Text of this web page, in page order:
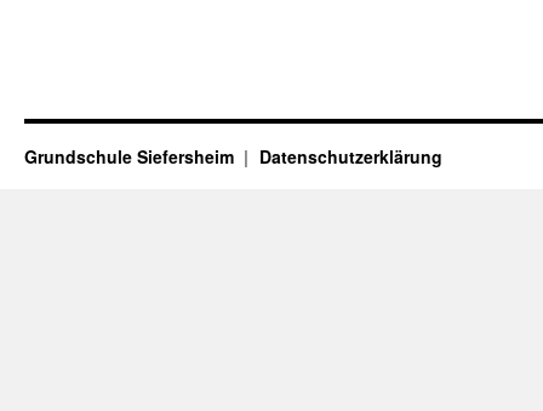
Grundschule Siefersheim Datenschutzerklärung